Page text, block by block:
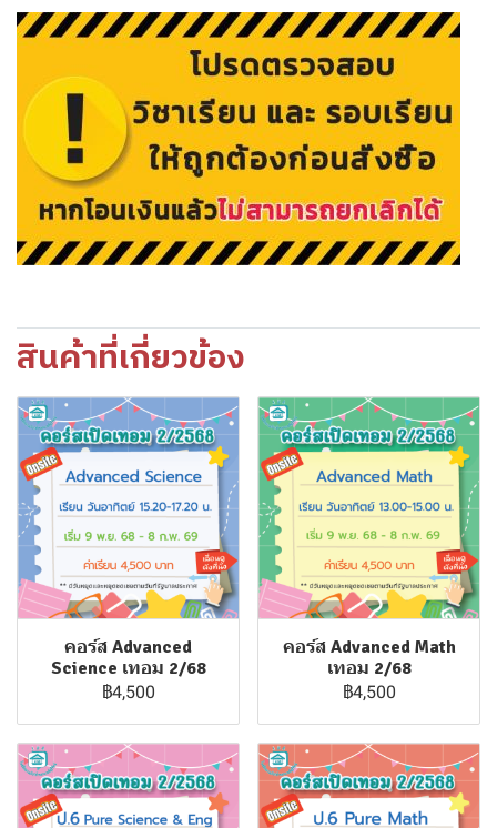
สินค้าที่เกี่ยวข้อง
คอร์ส Advanced
Science เทอม 2/68
฿4,500
คอร์ส Advanced Math
เทอม 2/68
฿4,500